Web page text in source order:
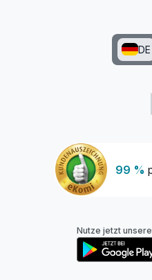
99 %
DE
Nutze jetzt